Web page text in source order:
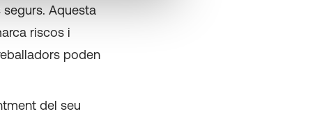
Aquesta
riscos i
poden
del seu